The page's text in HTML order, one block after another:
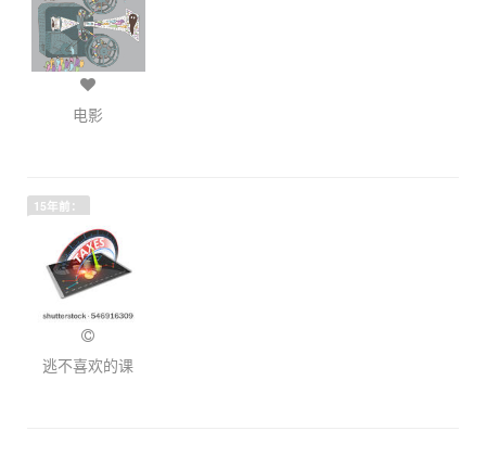
电影
15年前：
逃不喜欢的课